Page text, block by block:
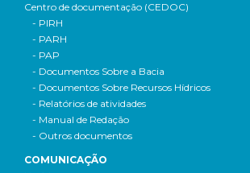
Centro de documentação (CEDOC)
- PIRH
- PARH
- PAP
- Documentos Sobre a Bacia
- Documentos Sobre Recursos Hídricos
- Relatórios de atividades
- Manual de Redação
- Outros documentos
COMUNICAÇÃO